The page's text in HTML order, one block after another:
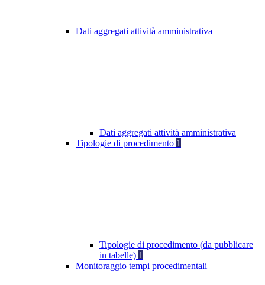
Dati aggregati attività amministrativa
Dati aggregati attività amministrativa
Tipologie di procedimento 1
Tipologie di procedimento (da pubblicare
in tabelle) 1
Monitoraggio tempi procedimentali